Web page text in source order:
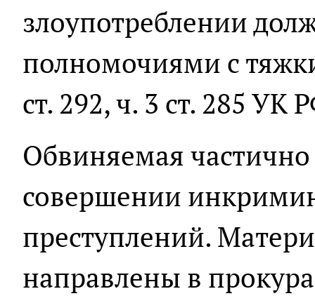
злоупотреблении
полномочиями с
ст. 292, ч. 3 ст. 285 УК
Обвиняемая
совершении
преступлений.
направлены в